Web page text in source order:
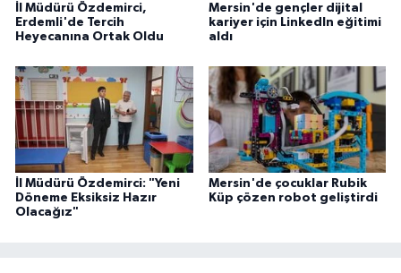
İl Müdürü Özdemirci,
Erdemli'de Tercih
Heyecanına Ortak Oldu
Mersin'de gençler dijital
kariyer için LinkedIn eğitimi
aldı
İl Müdürü Özdemirci: "Yeni
Döneme Eksiksiz Hazır
Olacağız"
Mersin'de çocuklar Rubik
Küp çözen robot geliştirdi